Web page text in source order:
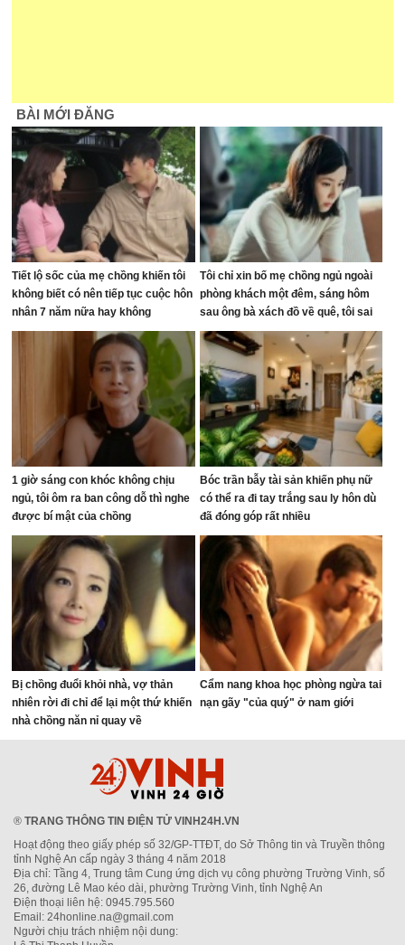
BÀI MỚI ĐĂNG
Tiết lộ sốc của mẹ chồng khiến tôi
không biết có nên tiếp tục cuộc hôn
nhân 7 năm nữa hay không
Tôi chỉ xin bố mẹ chồng ngủ ngoài
phòng khách một đêm, sáng hôm
sau ông bà xách đồ về quê, tôi sai
ở đâu?
1 giờ sáng con khóc không chịu
ngủ, tôi ôm ra ban công dỗ thì nghe
được bí mật của chồng
Bóc trần bẫy tài sản khiến phụ nữ
có thể ra đi tay trắng sau ly hôn dù
đã đóng góp rất nhiều
Bị chồng đuổi khỏi nhà, vợ thản
nhiên rời đi chỉ để lại một thứ khiến
nhà chồng năn nỉ quay về
Cẩm nang khoa học phòng ngừa tai
nạn gãy "của quý" ở nam giới
® TRANG THÔNG TIN ĐIỆN TỬ VINH24H.VN
Hoạt động theo giấy phép số 32/GP-TTĐT, do Sở Thông tin và Truyền thông
tỉnh Nghệ An cấp ngày 3 tháng 4 năm 2018
Địa chỉ: Tầng 4, Trung tâm Cung ứng dịch vụ công phường Trường Vinh, số
26, đường Lê Mao kéo dài, phường Trường Vinh, tỉnh Nghệ An
Điện thoại liên hệ: 0945.795.560
Email: 24honline.na@gmail.com
Người chịu trách nhiệm nội dung: